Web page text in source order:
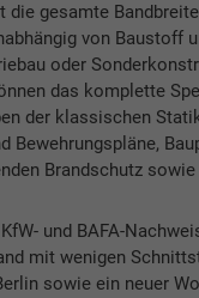
die gesamte
von Baustoff
oder
das komplette
der klassischen
Bewehrungspläne,
Brandschutz sowie
und BAFA-
mit wenigen
sowie ein neuer